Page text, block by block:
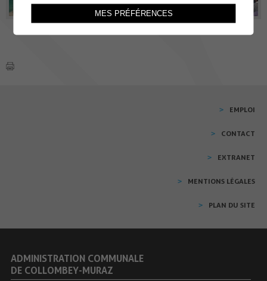
EMPLOI
CONTACT
EXTRANET
MENTIONS LÉGALES
PLAN DU SITE
ADMINISTRATION COMMUNALE
DE COLLOMBEY-MURAZ
MES PRÉFÉRENCES